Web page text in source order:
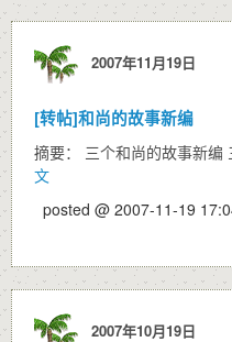
2007年11月19日
[转帖]和尚的故事新编
摘要： 三个和尚的故事新
文
posted @ 2007-11-19
2007年10月19日